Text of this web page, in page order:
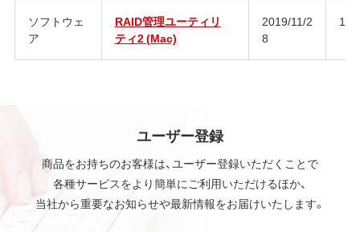
ソフトウェ
ア
RAID管理ユーティリ
ティ2 (Mac)
2019/11/2
8
ユーザー登録
商品をお持ちのお客様は、ユーザー登録いただくことで
各種サービスをより簡単にご利用いただけるほか、
当社から重要なお知らせや最新情報をお届けいたします。